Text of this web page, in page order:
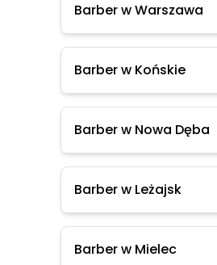
Barber w Warszawa
Barber w Końskie
Barber w Nowa Dęba
Barber w Leżajsk
Barber w Mielec